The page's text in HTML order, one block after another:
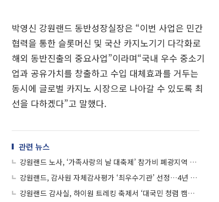
박영신 강원랜드 동반성장실장은 “이번 사업은 민간
협력을 통한 슬롯머신 및 국산 카지노기기 다각화로
해외 동반진출의 중요사업”이라며“국내 우수 중소기
업과 공유가치를 창출하고 수입 대체효과를 거두는
동시에 글로벌 카지노 시장으로 나아갈 수 있도록 최
선을 다하겠다”고 말했다.
관련 뉴스
강원랜드 노사, ‘가족사랑의 날 대축제’ 참가비 폐광지역 소외계층에 전액 기부
강원랜드, 감사원 자체감사평가 ‘최우수기관’ 선정…4년 연속 A등급
강원랜드 감사실, 하이원 트레킹 축제서 ‘대국민 청렴 캠페인’ 전개